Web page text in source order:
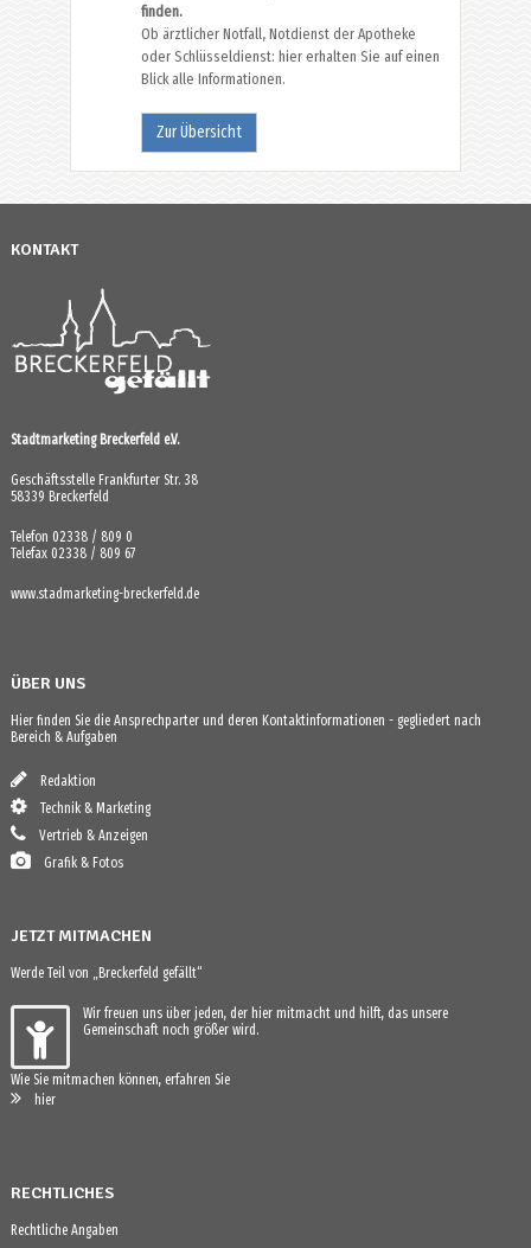
finden.
Ob ärztlicher Notfall, Notdienst der Apotheke
oder Schlüsseldienst: hier erhalten Sie auf einen
Blick alle Informationen.
Zur Übersicht
KONTAKT
Stadtmarketing Breckerfeld e.V.
Geschäftsstelle Frankfurter Str. 38
58339 Breckerfeld
Telefon 02338 / 809 0
Telefax 02338 / 809 67
www.stadmarketing-breckerfeld.de
ÜBER UNS
Hier finden Sie die Ansprechparter und deren Kontaktinformationen - gegliedert nach
Bereich & Aufgaben
Redaktion
Technik & Marketing
Vertrieb & Anzeigen
Grafik & Fotos
JETZT MITMACHEN
Werde Teil von „Breckerfeld gefällt“
Wir freuen uns über jeden, der hier mitmacht und hilft, das unsere
Gemeinschaft noch größer wird.
Wie Sie mitmachen können, erfahren Sie
hier
RECHTLICHES
Rechtliche Angaben